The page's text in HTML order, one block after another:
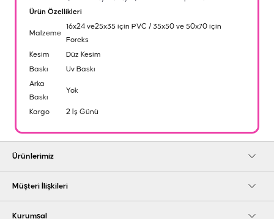
Ürün Özellikleri
Malzeme
16x24 ve25x35 için PVC / 35x50 ve 50x70 için
Foreks
Kesim
Düz Kesim
Baskı
Uv Baskı
Arka
Baskı
Yok
Kargo 2 İş Günü
Ürünlerimiz
Müşteri İlişkileri
Kurumsal